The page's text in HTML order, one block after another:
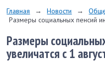
Главная → Новости →
Размеры социальных пенсий
Размеры
увеличатся с 1